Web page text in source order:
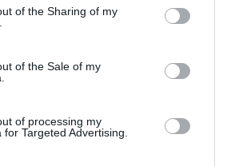
of the Sharing of my
of the Sale of my
of processing my
Targeted Advertising.
bezpiecznym krajem dla
wszędzie, warto być czujnym.
1. **Unikaj zatłoczonych
miastach, takich jak Rzym czy
trzymania portfeli w tylnych
zminimalizować ryzyko kradzieży.